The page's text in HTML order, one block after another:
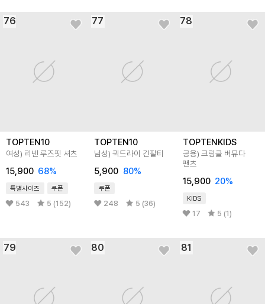
76
TOPTEN10
여성) 리넨 루즈핏 셔츠
15,900 68%
특별사이즈 쿠폰
543 5 (152)
77
TOPTEN10
남성) 퀵드라이 긴팔티
5,900 80%
쿠폰
248 5 (36)
78
TOPTENKIDS
공용) 크링클 버뮤다
팬츠
15,900 20%
KIDS
17 5 (1)
79 80 81